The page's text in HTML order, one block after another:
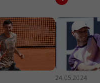
24.05.2024